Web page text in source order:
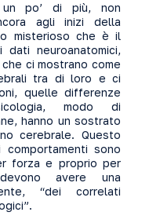
un po’ di più, non
agli inizi della
misterioso che è il
neuroanatomici,
ci mostrano come
tra di loro e ci
quelle differenze
modo di
hanno un sostrato
cerebrale. Questo
sono
forza e proprio per
avere una
“dei correlati